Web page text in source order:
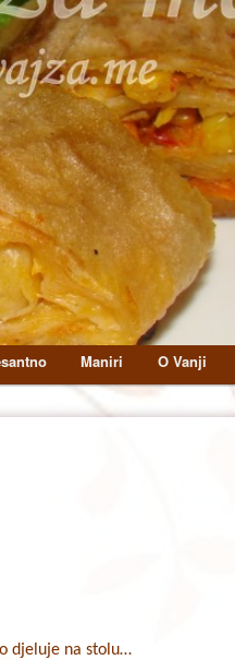
Maniri O Vanji
djeluje na stolu…